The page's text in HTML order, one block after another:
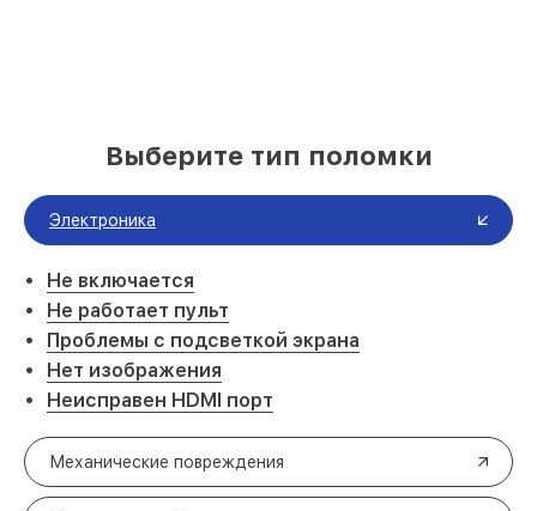
Выберите тип поломки
Электроника
Не включается
Не работает пульт
Проблемы с подсветкой экрана
Нет изображения
Неисправен HDMI порт
Механические повреждения